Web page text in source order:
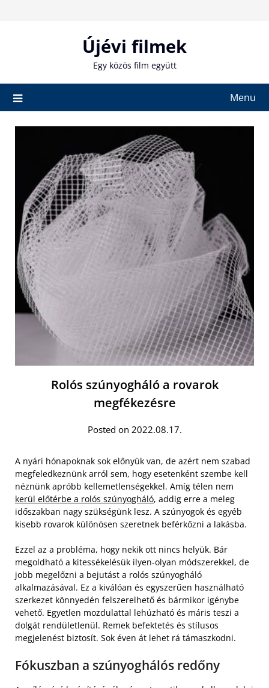
Újévi filmek
Egy közös film együtt
Menu
Rolós szúnyogháló a rovarok
megfékezésre
Posted on 2022.08.17.
A nyári hónapoknak sok előnyük van, de azért nem szabad
megfeledkeznünk arról sem, hogy esetenként szembe kell
néznünk apróbb kellemetlenségekkel. Amíg télen nem
kerül előtérbe a rolós szúnyogháló, addig erre a meleg
időszakban nagy szükségünk lesz. A szúnyogok és egyéb
kisebb rovarok különösen szeretnek beférkőzni a lakásba.
Ezzel az a probléma, hogy nekik ott nincs helyük. Bár
megoldható a kitessékelésük ilyen-olyan módszerekkel, de
jobb megelőzni a bejutást a rolós szúnyogháló
alkalmazásával. Ez a kiválóan és egyszerűen használható
szerkezet könnyedén felszerelhető és bármikor igénybe
vehető. Egyetlen mozdulattal lehúzható és máris teszi a
dolgát rendületlenül. Remek befektetés és stílusos
megjelenést biztosít. Sok éven át lehet rá támaszkodni.
Fókuszban a szúnyoghálós redőny